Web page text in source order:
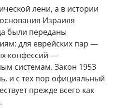
лени, а в истории
Израиля
были переданы
для еврейских пар —
конфессий —
системам. Закон 1953
и с тех пор официальный
прежде всего как